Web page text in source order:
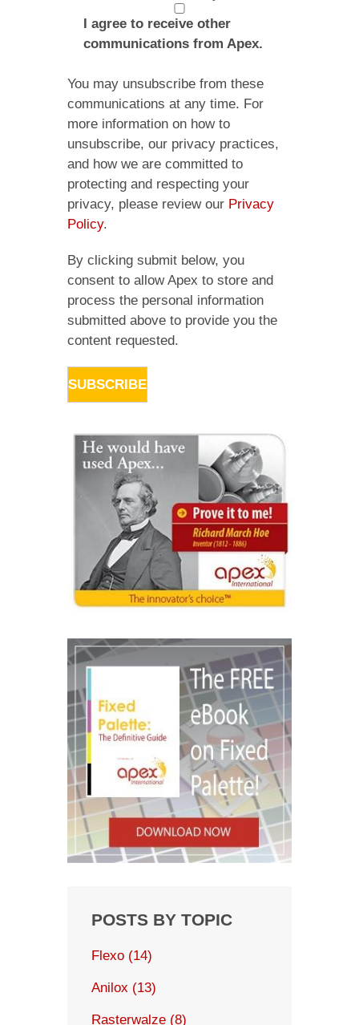
I agree to receive other
communications from Apex.
You may unsubscribe from these
communications at any time. For
more information on how to
unsubscribe, our privacy practices,
and how we are committed to
protecting and respecting your
privacy, please review our Privacy
Policy.
By clicking submit below, you
consent to allow Apex to store and
process the personal information
submitted above to provide you the
content requested.
POSTS BY TOPIC
Flexo (14)
Anilox (13)
Rasterwalze (8)